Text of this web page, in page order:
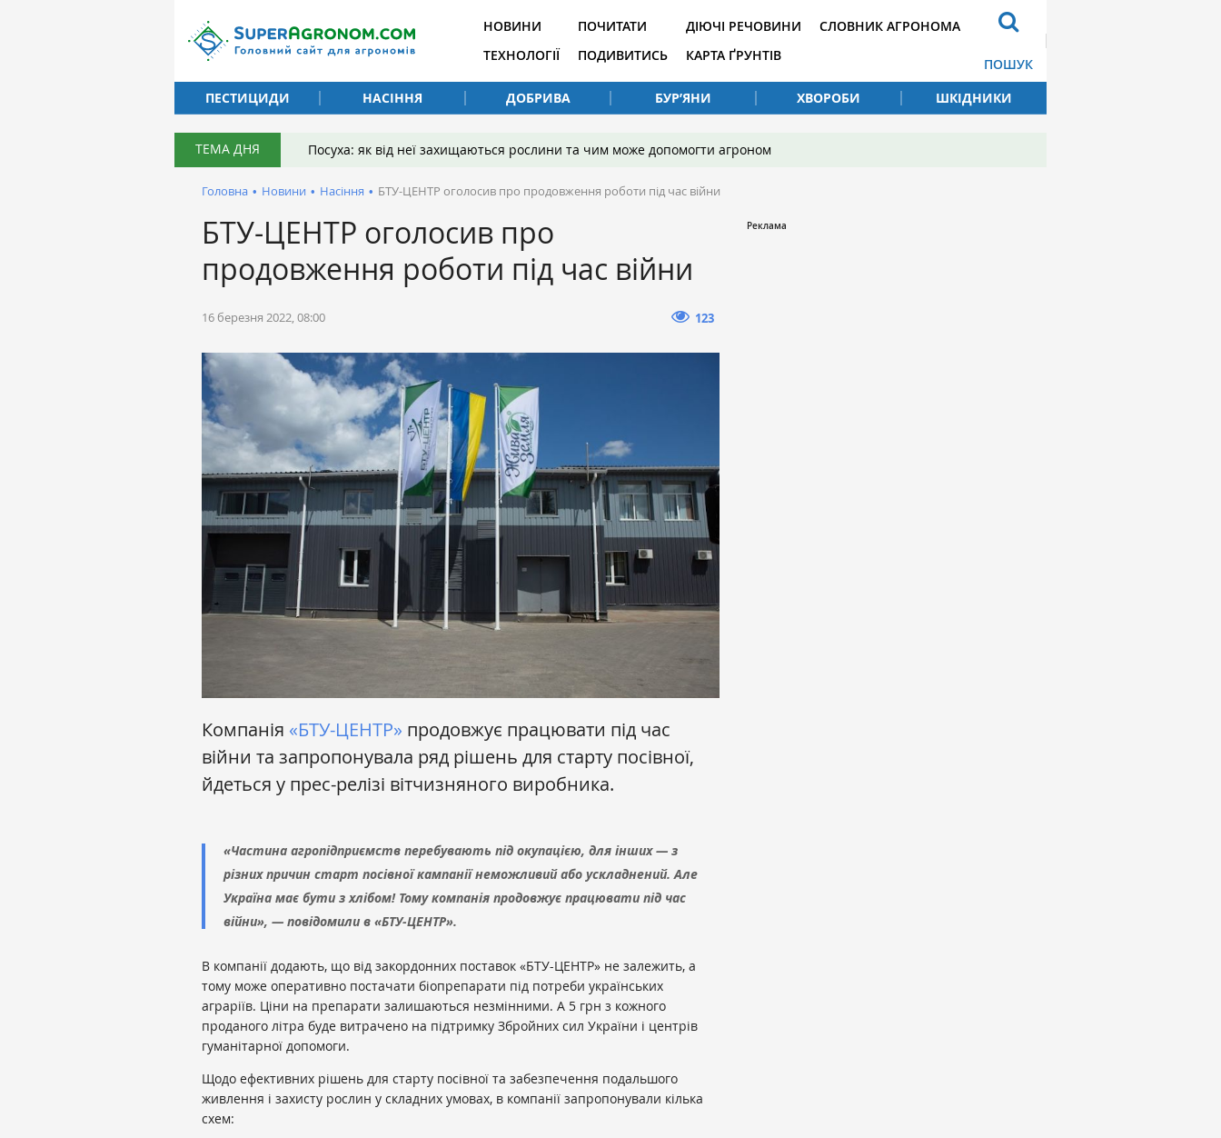
НОВИНИ
ТЕХНОЛОГІЇ
ПОЧИТАТИ
ПОДИВИТИСЬ
ДІЮЧІ РЕЧОВИНИ
КАРТА ҐРУНТІВ
СЛОВНИК АГРОНОМА
ПОШУК
ПЕСТИЦИДИ
НАСІННЯ ДОБРИВА БУР’ЯНИ ХВОРОБИ ШКІДНИКИ
ТЕМА ДНЯ Посуха: як від неї захищаються рослини та чим може допомогти агроном
Головна • Новини • Насіння • БТУ-ЦЕНТР оголосив про продовження роботи під час війни
БТУ-ЦЕНТР оголосив про
продовження роботи під час війни
16 березня 2022, 08:00 123
Компанія «БТУ-ЦЕНТР» продовжує працювати під час
війни та запропонувала ряд рішень для старту посівної,
йдеться у прес-релізі вітчизняного виробника.
«Частина агропідприємств перебувають під окупацією, для інших — з
різних причин старт посівної кампанії неможливий або ускладнений. Але
Україна має бути з хлібом! Тому компанія продовжує працювати під час
війни», — повідомили в «БТУ-ЦЕНТР».
В компанії додають, що від закордонних поставок «БТУ-ЦЕНТР» не залежить, а
тому може оперативно постачати біопрепарати під потреби українських
аграріїв. Ціни на препарати залишаються незмінними. А 5 грн з кожного
проданого літра буде витрачено на підтримку Збройних сил України і центрів
гуманітарної допомоги.
Щодо ефективних рішень для старту посівної та забезпечення подальшого
живлення і захисту рослин у складних умовах, в компанії запропонували кілька
схем: